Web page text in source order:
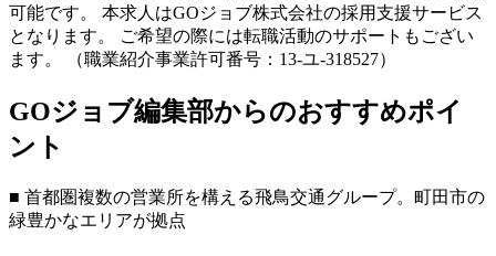
可能です。 本求人はGOジョブ株式会社の採用支援サービス
となります。 ご希望の際には転職活動のサポートもござい
ます。 （職業紹介事業許可番号：13-ユ-318527）
GOジョブ編集部からのおすすめポイ
ント
■ 首都圏複数の営業所を構える飛鳥交通グループ。町田市の
緑豊かなエリアが拠点